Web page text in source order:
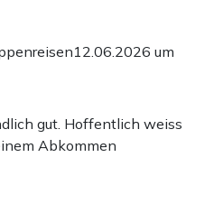
12.06.2026 um
gut. Hoffentlich weiss
Abkommen